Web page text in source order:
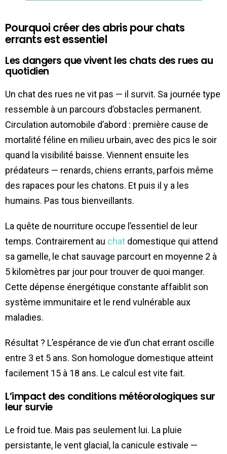
Pourquoi créer des abris pour chats
errants est essentiel
Les dangers que vivent les chats des rues au
quotidien
Un chat des rues ne vit pas — il survit. Sa journée type
ressemble à un parcours d’obstacles permanent.
Circulation automobile d’abord : première cause de
mortalité féline en milieu urbain, avec des pics le soir
quand la visibilité baisse. Viennent ensuite les
prédateurs — renards, chiens errants, parfois même
des rapaces pour les chatons. Et puis il y a les
humains. Pas tous bienveillants.
La quête de nourriture occupe l’essentiel de leur
temps. Contrairement au chat domestique qui attend
sa gamelle, le chat sauvage parcourt en moyenne 2 à
5 kilomètres par jour pour trouver de quoi manger.
Cette dépense énergétique constante affaiblit son
système immunitaire et le rend vulnérable aux
maladies.
Résultat ? L’espérance de vie d’un chat errant oscille
entre 3 et 5 ans. Son homologue domestique atteint
facilement 15 à 18 ans. Le calcul est vite fait.
L’impact des conditions météorologiques sur
leur survie
Le froid tue. Mais pas seulement lui. La pluie
persistante, le vent glacial, la canicule estivale —